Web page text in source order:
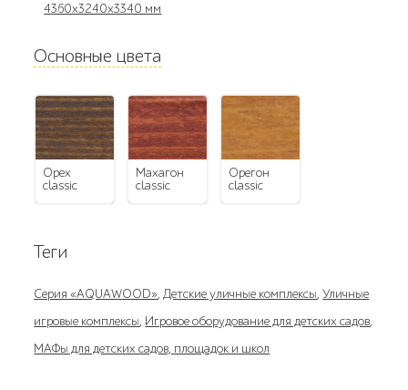
4360х3240х3340 мм
Основные цвета
орех
classic
махагон
classic
орегон
classic
Теги
Серия «AQUAWOOD»,Детские уличные комплексы,Уличные
игровые комплексы, Игровое оборудование для детских садов,
МАФы для детских садов, площадок и школ